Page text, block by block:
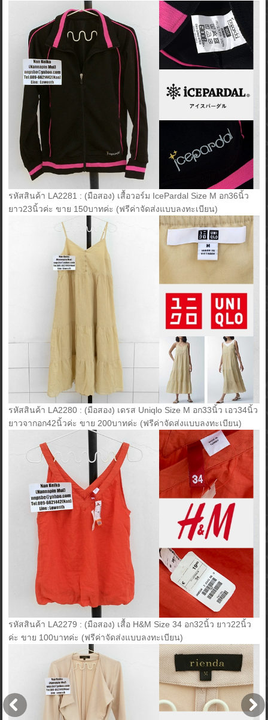
รหัสสินค้า LA2281 : (มือสอง) เสื้อวอร์ม IcePardal Size M อก36นิ้ว
ยาว23นิ้วค่ะ ขาย 150บาทค่ะ (ฟรีค่าจัดส่งแบบลงทะเบียน)
รหัสสินค้า LA2280 : (มือสอง) เดรส Uniqlo Size M อก33นิ้ว เอว34นิ้ว
ยาวจากอก42นิ้วค่ะ ขาย 200บาทค่ะ (ฟรีค่าจัดส่งแบบลงทะเบียน)
รหัสสินค้า LA2279 : (มือสอง) เสื้อ H&M Size 34 อก32นิ้ว ยาว22นิ้ว
ค่ะ ขาย 100บาทค่ะ (ฟรีค่าจัดส่งแบบลงทะเบียน)